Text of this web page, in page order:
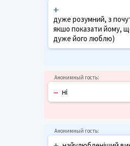
+
дуже розумний, з
якшо показати йому,
дуже його люблю)
– ні